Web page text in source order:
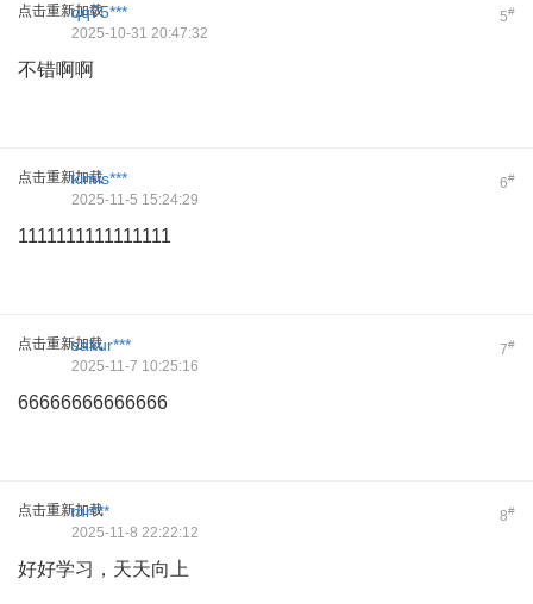
点击重新加载 5#
qq75***
2025-10-31 20:47:32
不错啊啊
点击重新加载 6#
kimis***
2025-11-5 15:24:29
1111111111111111
点击重新加载 7#
sakur***
2025-11-7 10:25:16
66666666666666
点击重新加载 8#
mr***
2025-11-8 22:22:12
好好学习，天天向上